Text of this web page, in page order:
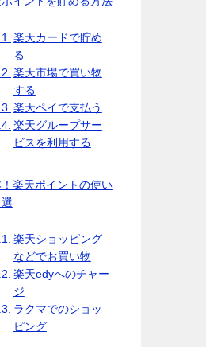
楽天カードで貯め
る
楽天市場で買い物
する
楽天ペイで支払う
楽天グループサー
ビスを利用する
楽天ポイントの使い
楽天ショッピング
などでお買い物
楽天edyへのチャー
ジ
ラクマでのショッ
ピング